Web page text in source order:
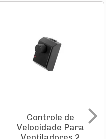
Controle de
Velocidade Para